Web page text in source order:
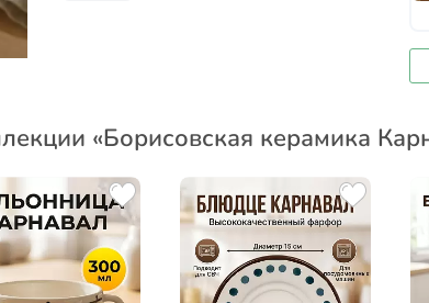
«Борисовская керамика